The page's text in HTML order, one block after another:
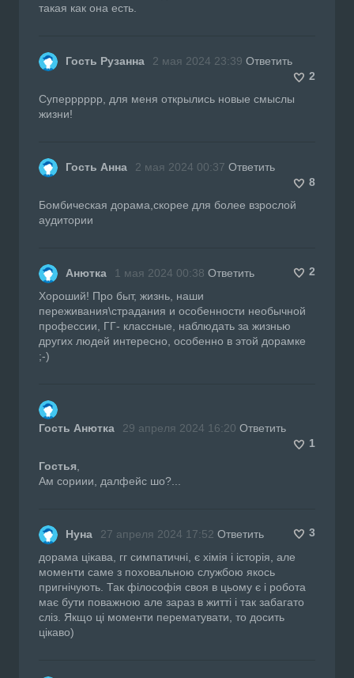
такая как она есть.
Гость Рузанна 2 мая 2024 23:39 Ответить
2
Суперррррр, для меня открылись новые смыслы
жизни!
Гость Анна 2 мая 2024 00:37 Ответить
8
Бомбическая дорама,скорее для более взрослой
аудитории
Анютка 1 мая 2024 00:38 Ответить
2
Хороший! Про быт, жизнь, наши
переживания\страдания и особенности необычной
профессии, ГГ- классные, наблюдать за жизнью
других людей интересно, особенно в этой дорамке
;-)
Гость Анютка 29 апреля 2024 16:20 Ответить
1
Гостья
Ам сориии, далфейс шо?...
Нуна 27 апреля 2024 17:52 Ответить
3
дорама цікава, гг симпатичні, є хімія і історія, але
моменти саме з поховальною службою якось
пригнічують. Так філософія своя в цьому є і робота
має бути поважною але зараз в житті і так забагато
сліз. Якщо ці моменти перематувати, то досить
цікаво)